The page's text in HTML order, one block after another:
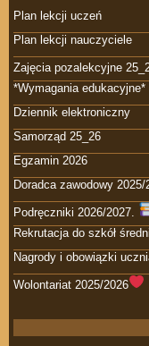
Plan lekcji uczeń
Plan lekcji nauczyciele
Zajęcia pozalekcyjne
*Wymagania edukacyjne*
Dziennik elektroniczny
Samorząd 25_26
Egzamin 2026
Doradca zawodowy 2025/
Podręczniki 2026/2027.
Rekrutacja do szkół
Nagrody i obowiązki
Wolontariat 2025/2026